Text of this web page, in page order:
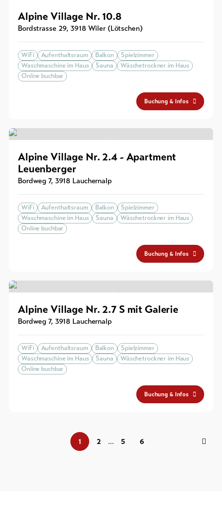
Alpine Village Nr. 10.8
Bordstrasse 29, 3918 Wiler (Lötschen)
WiFi Aufenthaltsraum Balkon
Spielzimmer
Waschmaschine im Haus
Sauna
Wäschetrockner im Haus
Online buchbar
Buchung & Infos
Alpine Village Nr. 2.4 - Apartment
Leuenberger
Bordweg 7, 3918 Lauchernalp
WiFi Aufenthaltsraum Balkon
Spielzimmer
Waschmaschine im Haus
Sauna
Wäschetrockner im Haus
Online buchbar
Buchung & Infos
Alpine Village Nr. 2.7 S mit Galerie
Bordweg 7, 3918 Lauchernalp
WiFi Aufenthaltsraum Balkon
Spielzimmer
Waschmaschine im Haus
Sauna
Wäschetrockner im Haus
Online buchbar
Buchung & Infos
1 2 ... 5 6